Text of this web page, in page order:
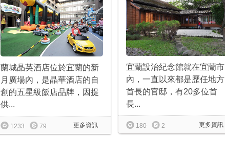
蘭城晶英酒店位於宜蘭的新
月廣場內，是晶華酒店的自
創的五星級飯店品牌，因提
供...
更多資訊
1233 79
宜蘭設治紀念館就在宜蘭市
內，一直以來都是歷任地方
首長的官邸，有20多位首
長...
更多資訊
180 2